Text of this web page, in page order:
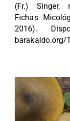
(Fr.) Singer,
Fichas
2016).
barakaldo.org/